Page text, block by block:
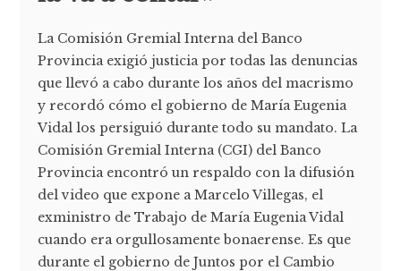
La Comisión Gremial Interna del Banco
Provincia exigió justicia por todas las denuncias
que llevó a cabo durante los años del macrismo
y recordó cómo el gobierno de María Eugenia
Vidal los persiguió durante todo su mandato. La
Comisión Gremial Interna (CGI) del Banco
Provincia encontró un respaldo con la difusión
del video que expone a Marcelo Villegas, el
exministro de Trabajo de María Eugenia Vidal
cuando era orgullosamente bonaerense. Es que
durante el gobierno de Juntos por el Cambio